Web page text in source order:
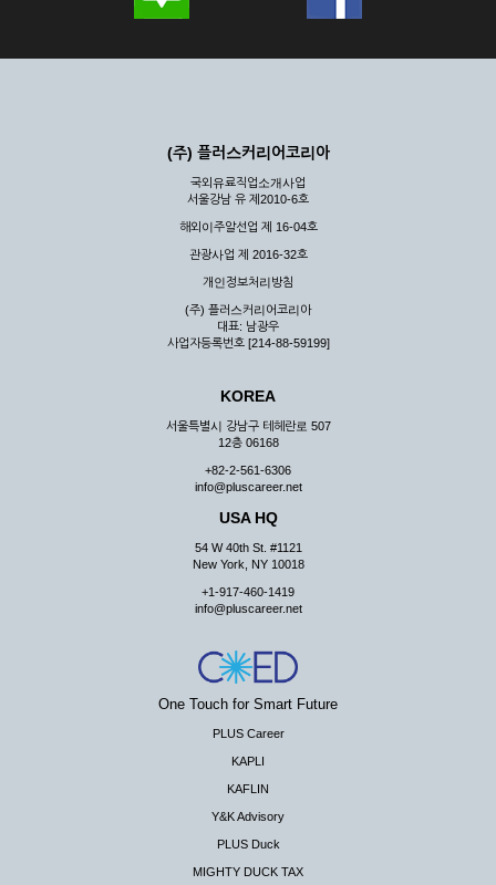
(주) 플러스커리어코리아
국외유료직업소개사업
서울강남 유 제2010-6호
해외이주알선업 제 16-04호
관광사업 제 2016-32호
개인정보처리방침
(주) 플러스커리어코리아
대표: 남광우
사업자등록번호 [214-88-59199]
KOREA
서울특별시 강남구 테헤란로 507
12층 06168
+82-2-561-6306
info@pluscareer.net
USA HQ
54 W 40th St. #1121
New York, NY 10018
+1-917-460-1419
info@pluscareer.net
One Touch for Smart Future
PLUS Career
KAPLI
KAFLIN
Y&K Advisory
PLUS Duck
MIGHTY DUCK TAX